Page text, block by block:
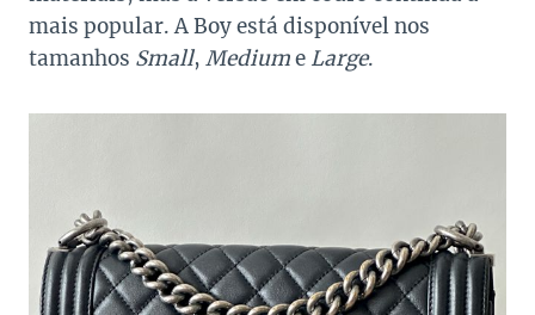
mais popular. A Boy está disponível nos
tamanhos Small, Mediume Large.